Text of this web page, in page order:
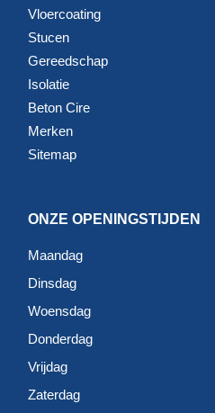
Vloercoating
Stucen
Gereedschap
Isolatie
Beton Cire
Merken
Sitemap
ONZE OPENINGSTIJDEN
Maandag
Dinsdag
Woensdag
Donderdag
Vrijdag
Zaterdag